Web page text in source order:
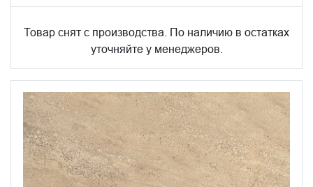
Товар снят с производства. По наличию в остатках
уточняйте у менеджеров.